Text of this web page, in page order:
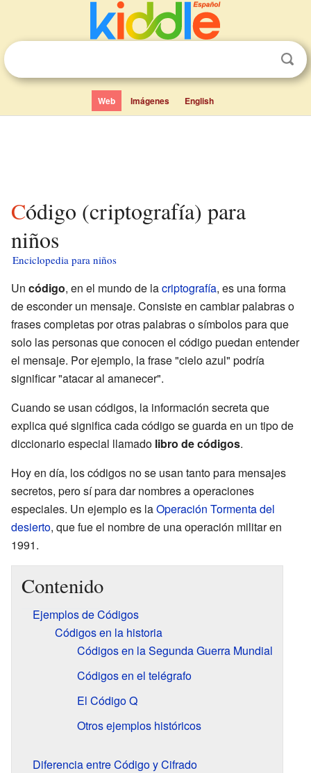
Web Imágenes English
Código (criptografía) para
niños
Enciclopedia para niños
Un código, en el mundo de lacriptografía, es una forma
de esconder un mensaje. Consiste en cambiar palabras o
frases completas por otras palabras o símbolos para que
solo las personas que conocen el código puedan entender
el mensaje. Por ejemplo, la frase "cielo azul" podría
significar "atacar al amanecer".
Cuando se usan códigos, la información secreta que
explica qué significa cada código se guarda en un tipo de
diccionario especial llamado libro de códigos.
Hoy en día, los códigos no se usan tanto para mensajes
secretos, pero sí para dar nombres a operaciones
especiales. Un ejemplo es laOperación Tormenta del
desierto, que fue el nombre de una operación militar en
1991.
Contenido
Ejemplos de Códigos
Códigos en la historia
Códigos en la Segunda Guerra Mundial
Códigos en el telégrafo
El Código Q
Otros ejemplos históricos
Diferencia entre Código y Cifrado